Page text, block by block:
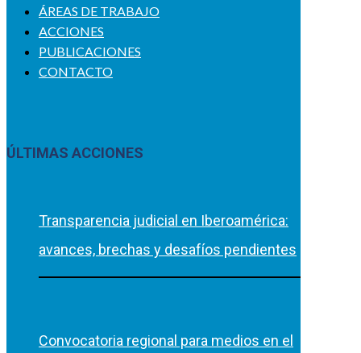
ÁREAS DE TRABAJO
ACCIONES
PUBLICACIONES
CONTACTO
ÚLTIMAS ACCIONES
Transparencia judicial en Iberoamérica:
avances, brechas y desafíos pendientes
Convocatoria regional para medios en el